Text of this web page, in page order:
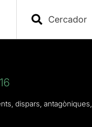
dispars, antagòniques,